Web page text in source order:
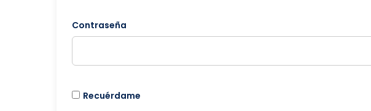
Contraseña
Recuérdame